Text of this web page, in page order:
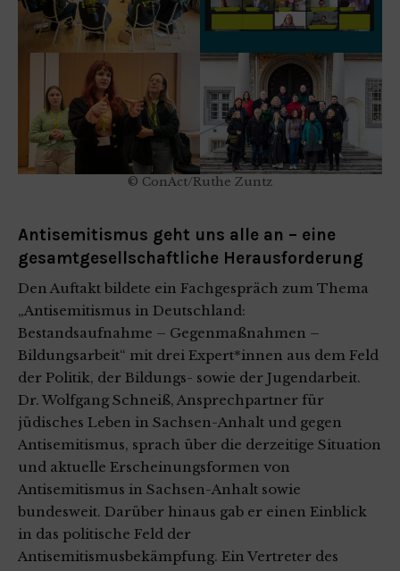
© ConAct/Ruthe Zuntz
Antisemitismus geht uns alle an – eine
gesamtgesellschaftliche Herausforderung
Den Auftakt bildete ein Fachgespräch zum Thema
„Antisemitismus in Deutschland:
Bestandsaufnahme – Gegenmaßnahmen –
Bildungsarbeit“ mit drei Expert*innen aus dem Feld
der Politik, der Bildungs- sowie der Jugendarbeit.
Dr. Wolfgang Schneiß, Ansprechpartner für
jüdisches Leben in Sachsen-Anhalt und gegen
Antisemitismus, sprach über die derzeitige Situation
und aktuelle Erscheinungsformen von
Antisemitismus in Sachsen-Anhalt sowie
bundesweit. Darüber hinaus gab er einen Einblick
in das politische Feld der
Antisemitismusbekämpfung. Ein Vertreter des